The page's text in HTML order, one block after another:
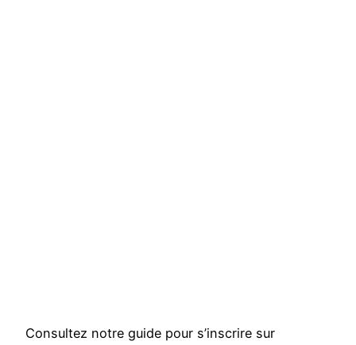
Consultez notre guide pour s’inscrire sur